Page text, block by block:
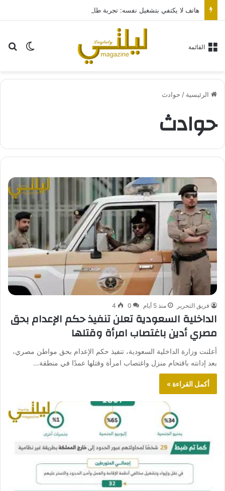
الوضع القائمة
الرئيسية / حوادث
حوادث
فريق التحرير منذ 5 أيام 0
4
الداخلية السعودية تعلن تنفيذ حكم الإعدام بحق
مصري أدين باغتصاب امرأة وقتلها
أعلنت وزارة الداخلية السعودية، تنفيذ حكم الإعدام بحق مواطن مصري،
بعد إدانته باقتحام منزل واغتصاب امرأة وقتلها عمدًا في منطقة…
أكمل القراءة »